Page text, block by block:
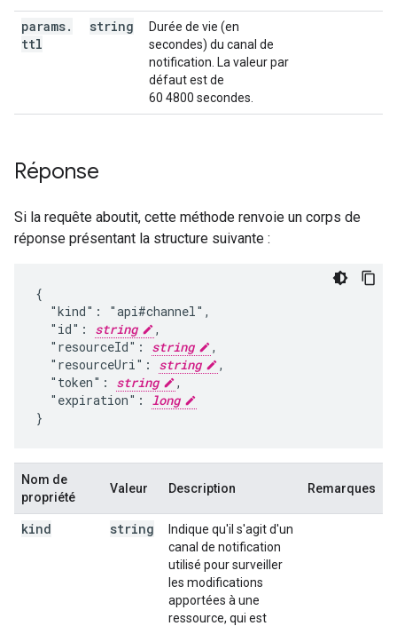
params.
ttl
string
Durée de vie (en
secondes) du canal de
notification. La valeur par
défaut est de
60 4800 secondes.
Réponse
Si la requête aboutit, cette méthode renvoie un corps de
réponse présentant la structure suivante :
{
  "kind": "api#channel",
  "id":
string
,
  "resourceId":
string
,
  "resourceUri":
string
,
  "token":
string
,
  "expiration":
long
}
Nom de
propriété
Valeur Description Remarques
kind string
Indique qu'il s'agit d'un
canal de notification
utilisé pour surveiller
les modifications
apportées à une
ressource, qui est